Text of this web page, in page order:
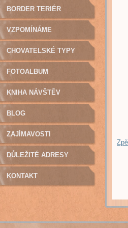
BORDER TERIÉR
VZPOMÍNÁME
CHOVATELSKÉ TYPY
FOTOALBUM
KNIHA NÁVŠTĚV
BLOG
ZAJÍMAVOSTI
DŮLEŽITÉ ADRESY
KONTAKT